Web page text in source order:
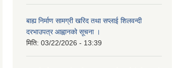
बाह्य निर्माण सामग्री खरिद तथा सप्लाई शिलवन्दी
दरभाउपत्र आह्वानको सूचना ।
मिति: 03/22/2026 - 13:39